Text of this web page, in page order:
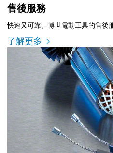
售後服務
快速又可靠。博世電動工具的售後
了解更多